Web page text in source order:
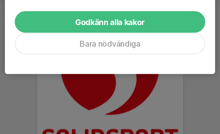
Godkänn alla kakor
Bara nödvändiga